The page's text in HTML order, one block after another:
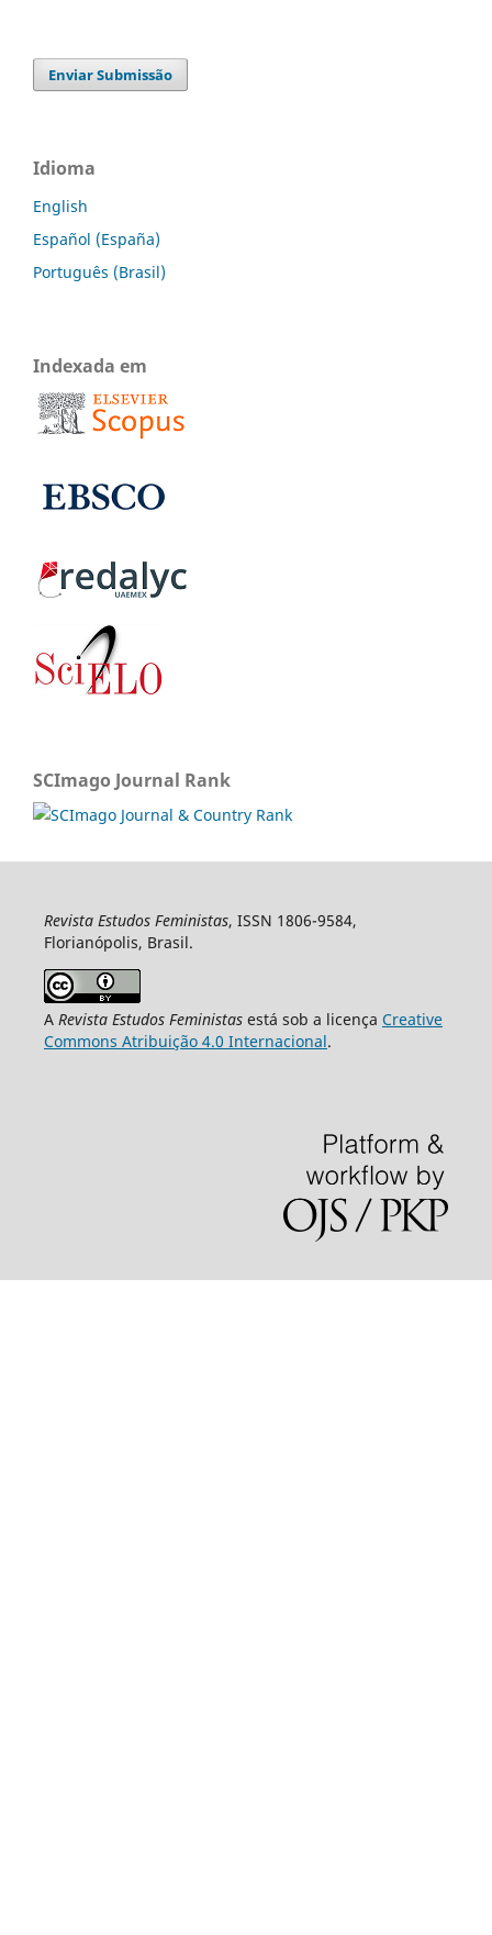
Enviar Submissão
Idioma
English
Español (España)
Português (Brasil)
Indexada em
SCImago Journal Rank
Revista Estudos Feministas, ISSN 1806-9584,
Florianópolis, Brasil.
A Revista Estudos Feministasestá sob a licença Creative
Commons Atribuição 4.0 Internacional.